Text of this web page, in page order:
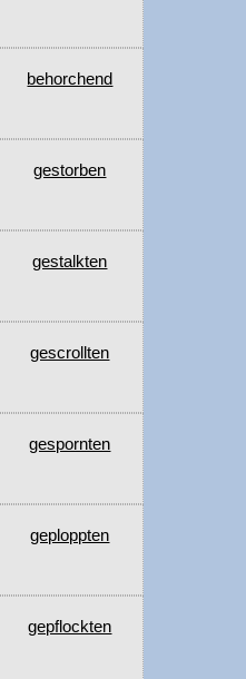
behorchend
gestorben
gestalkten
gescrollten
gespornten
geploppten
gepflockten